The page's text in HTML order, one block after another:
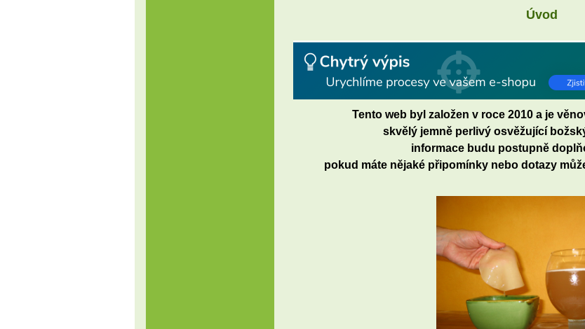
Úvod
Tento web byl založen v roce 2010 a je
skvělý jemně perlivý osvěžující božský
informace budu postupně
pokud máte nějaké připomínky nebo dotazy